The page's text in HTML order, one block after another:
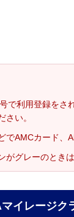
で利用登録をさ
さい。
でAMCカード、
がグレーのとき
イレージク